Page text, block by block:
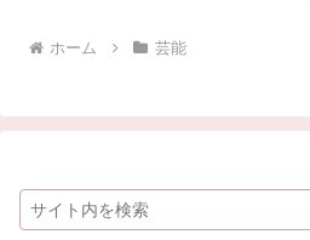
ホーム 芸能